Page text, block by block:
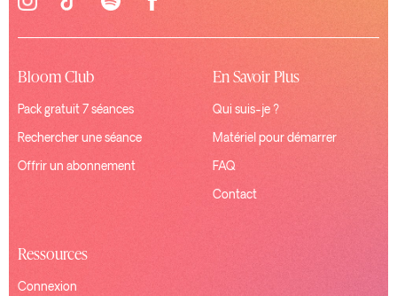
Bloom Club
Pack gratuit 7 séances
Rechercher une séance
Offrir un abonnement
En Savoir Plus
Qui suis-je ?
Matériel pour démarrer
FAQ
Contact
Ressources
Connexion